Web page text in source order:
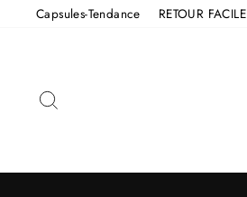
PasserCapsules-Tendance RETOUR FACILE